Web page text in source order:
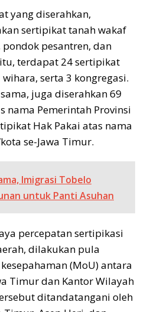
yang diserahkan,
sertipikat tanah wakaf
pesantren, dan
terdapat 24 sertipikat
serta 3 kongregasi.
juga diserahkan 69
nama Pemerintah Provinsi
Hak Pakai atas nama
se-Jawa Timur.
Imigrasi Tobelo
untuk Panti Asuhan
percepatan sertipikasi
dilakukan pula
(MoU) antara
Timur dan Kantor Wilayah
ditandatangani oleh